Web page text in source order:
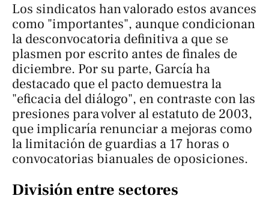
Los sindicatos han valorado estos avances
como "importantes", aunque condicionan
la desconvocatoria definitiva a que se
plasmen por escrito antes de finales de
diciembre. Por su parte, García ha
destacado que el pacto demuestra la
"eficacia del diálogo", en contraste con las
presiones para volver al estatuto de 2003,
que implicaría renunciar a mejoras como
la limitación de guardias a 17 horas o
convocatorias bianuales de oposiciones.
División entre sectores